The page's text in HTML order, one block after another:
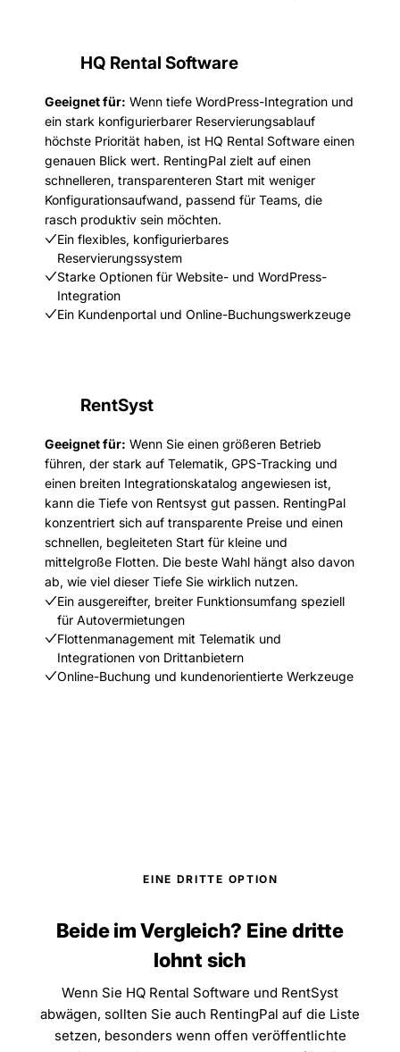
HQ Rental Software
Geeignet für: Wenn tiefe WordPress-Integration und
ein stark konfigurierbarer Reservierungsablauf
höchste Priorität haben, ist HQ Rental Software einen
genauen Blick wert. RentingPal zielt auf einen
schnelleren, transparenteren Start mit weniger
Konfigurationsaufwand, passend für Teams, die
rasch produktiv sein möchten.
Ein flexibles, konfigurierbares
Reservierungssystem
Starke Optionen für Website- und WordPress-
Integration
Ein Kundenportal und Online-Buchungswerkzeuge
RentSyst
Geeignet für: Wenn Sie einen größeren Betrieb
führen, der stark auf Telematik, GPS-Tracking und
einen breiten Integrationskatalog angewiesen ist,
kann die Tiefe von Rentsyst gut passen. RentingPal
konzentriert sich auf transparente Preise und einen
schnellen, begleiteten Start für kleine und
mittelgroße Flotten. Die beste Wahl hängt also davon
ab, wie viel dieser Tiefe Sie wirklich nutzen.
Ein ausgereifter, breiter Funktionsumfang speziell
für Autovermietungen
Flottenmanagement mit Telematik und
Integrationen von Drittanbietern
Online-Buchung und kundenorientierte Werkzeuge
EINE DRITTE OPTION
Beide im Vergleich? Eine dritte
lohnt sich
Wenn Sie HQ Rental Software und RentSyst
abwägen, sollten Sie auch RentingPal auf die Liste
setzen, besonders wenn offen veröffentlichte